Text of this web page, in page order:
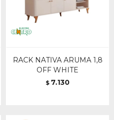
RACK NATIVA ARUMA 1,8
OFF WHITE
$ 7.130